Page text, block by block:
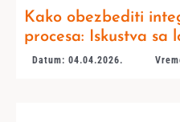
Kako obezbediti
procesa: Iskustva sa
Datum: 04.04.2026.